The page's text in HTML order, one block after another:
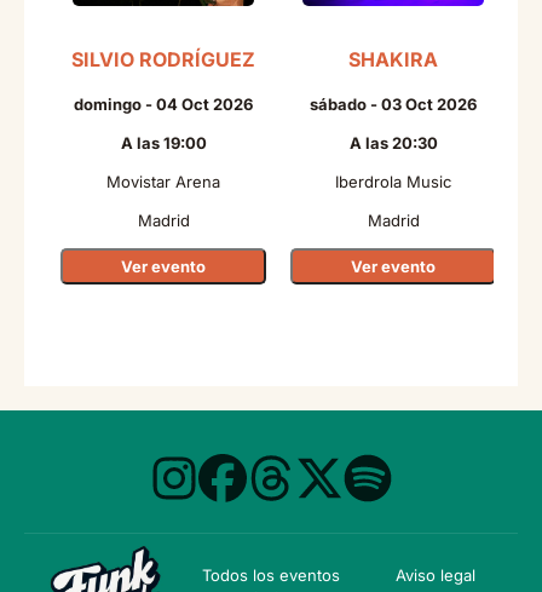
SILVIO RODRÍGUEZ
domingo - 04 Oct 2026
A las 19:00
Movistar Arena
Madrid
Ver evento
SHAKIRA
sábado - 03 Oct 2026
A las 20:30
Iberdrola Music
Madrid
Ver evento
Todos los eventos
Aviso legal